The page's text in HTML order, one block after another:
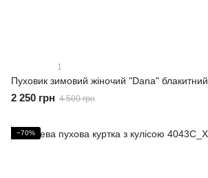
1
Пуховик зимовий жіночий "Dana" блакитний
2 250 грн 4 500 грн
−70%